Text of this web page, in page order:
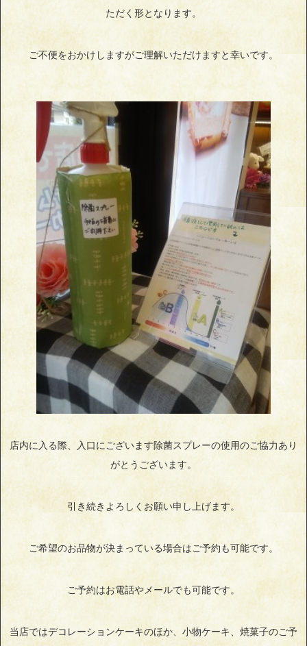
ただく形となります。
ご不便をおかけしますがご理解いただけますと幸いです。
店内に入る際、入口にございます除菌スプレーの使用のご協力あり
がとうございます。
引き続きよろしくお願い申し上げます。
ご希望のお品物が決まっている場合はご予約も可能です。
ご予約はお電話やメールでも可能です。
当店ではデコレーションケーキのほか、小物ケーキ、焼菓子のご予